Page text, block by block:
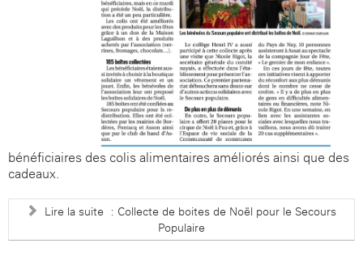
bénéficiaires des colis alimentaires améliorés ainsi que des
cadeaux.
Lire la suite : Collecte de boites de Noël pour le Secours
Populaire